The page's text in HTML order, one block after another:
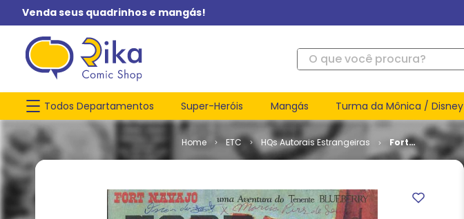
Venda seus quadrinhos e mangás!
O que você procura?
Todos Departamentos Super-Heróis Mangás Turma da Mônica / Disney
ETC HQs Autorais Estrangeiras
Fort
Navajo #